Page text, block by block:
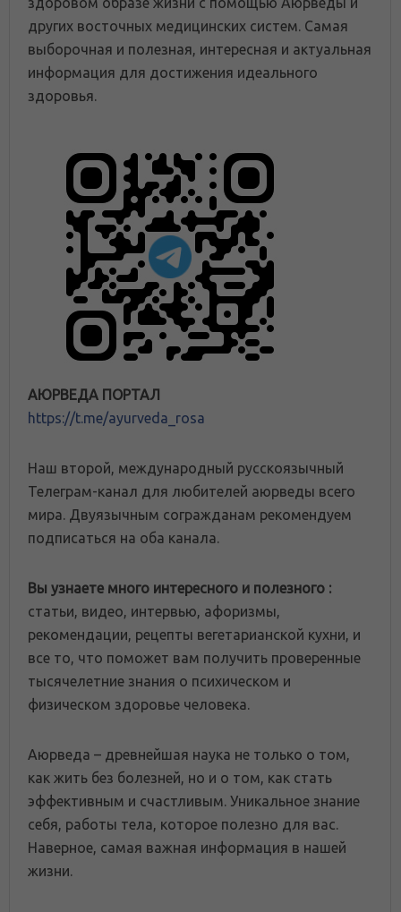
других восточных медицинских систем. Самая
выборочная и полезная, интересная и актуальная
информация для достижения идеального
здоровья.
АЮРВЕДА ПОРТАЛ
https://t.me/ayurveda_rosa
Наш второй, международный русскоязычный
Телеграм-канал для любителей аюрведы всего
мира. Двуязычным согражданам рекомендуем
подписаться на оба канала.
Вы узнаете много интересного и полезного :
статьи, видео, интервью, афоризмы,
рекомендации, рецепты вегетарианской кухни, и
все то, что поможет вам получить проверенные
тысячелетние знания о психическом и
физическом здоровье человека.
Аюрведа – древнейшая наука не только о том,
как жить без болезней, но и о том, как стать
эффективным и счастливым. Уникальное знание
себя, работы тела, которое полезно для вас.
Наверное, самая важная информация в нашей
жизни.